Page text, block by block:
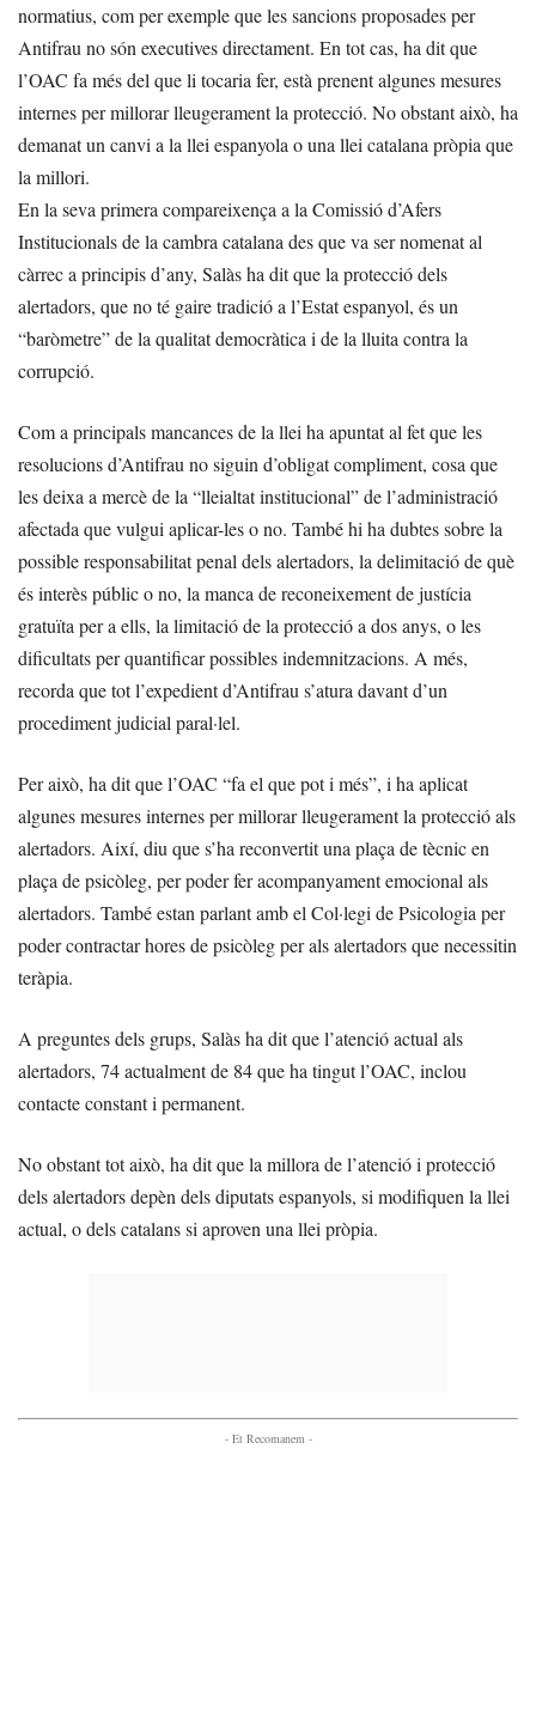
normatius, com per exemple que les sancions proposades per
Antifrau no són executives directament. En tot cas, ha dit que
l’OAC fa més del que li tocaria fer, està prenent algunes mesures
internes per millorar lleugerament la protecció. No obstant això, ha
demanat un canvi a la llei espanyola o una llei catalana pròpia que
la millori.
En la seva primera compareixença a la Comissió d’Afers
Institucionals de la cambra catalana des que va ser nomenat al
càrrec a principis d’any, Salàs ha dit que la protecció dels
alertadors, que no té gaire tradició a l’Estat espanyol, és un
“baròmetre” de la qualitat democràtica i de la lluita contra la
corrupció.
Com a principals mancances de la llei ha apuntat al fet que les
resolucions d’Antifrau no siguin d’obligat compliment, cosa que
les deixa a mercè de la “lleialtat institucional” de l’administració
afectada que vulgui aplicar-les o no. També hi ha dubtes sobre la
possible responsabilitat penal dels alertadors, la delimitació de què
és interès públic o no, la manca de reconeixement de justícia
gratuïta per a ells, la limitació de la protecció a dos anys, o les
dificultats per quantificar possibles indemnitzacions. A més,
recorda que tot l’expedient d’Antifrau s’atura davant d’un
procediment judicial paral·lel.
Per això, ha dit que l’OAC “fa el que pot i més”, i ha aplicat
algunes mesures internes per millorar lleugerament la protecció als
alertadors. Així, diu que s’ha reconvertit una plaça de tècnic en
plaça de psicòleg, per poder fer acompanyament emocional als
alertadors. També estan parlant amb el Col·legi de Psicologia per
poder contractar hores de psicòleg per als alertadors que necessitin
teràpia.
A preguntes dels grups, Salàs ha dit que l’atenció actual als
alertadors, 74 actualment de 84 que ha tingut l’OAC, inclou
contacte constant i permanent.
No obstant tot això, ha dit que la millora de l’atenció i protecció
dels alertadors depèn dels diputats espanyols, si modifiquen la llei
actual, o dels catalans si aproven una llei pròpia.
- Et Recomanem -